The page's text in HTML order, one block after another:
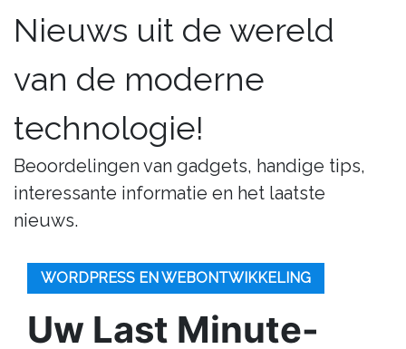
Nieuws uit de wereld
van de moderne
technologie!
Beoordelingen van gadgets, handige tips,
interessante informatie en het laatste
nieuws.
WORDPRESS EN WEBONTWIKKELING
Uw Last Minute-